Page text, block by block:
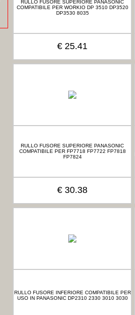
RULLO FUSORE SUPERIORE PANASONIC
COMPATIBILE PER WORKIO DP 3510 DP3520
DP3530 8035
€ 25.41
RULLO FUSORE SUPERIORE PANASONIC
COMPATIBILE PER FP7718 FP7722 FP7818
FP7824
€ 30.38
RULLO FUSORE INFERIORE COMPATIBILE PER
USO IN PANASONIC DP2310 2330 3010 3030